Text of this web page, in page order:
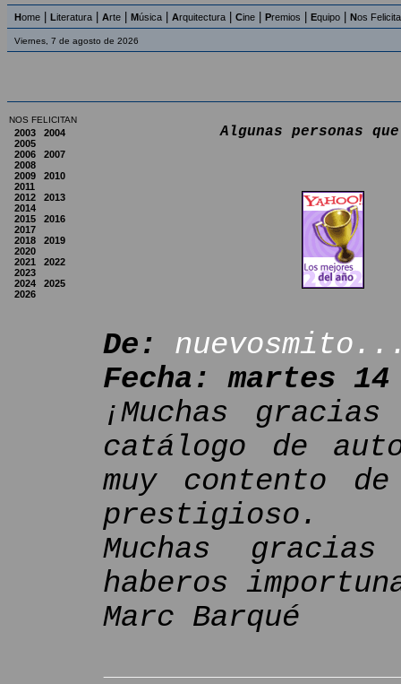
Home Literatura Arte Música Arquitectura Cine Premios Equipo Nos
Viernes, 7 de agosto de 2026
NOS FELICITAN
2003
2004
2005
2006
2007
2008
2009
2010
2011
2012
2013
2014
2015
2016
2017
2018
2019
2020
2021
2022
2023
2024
2025
2026
Algunas personas
De:
Fecha: martes
¡Muchas
catálogo de
muy contento
prestigioso.
Muchas
haberos
Marc Barqué